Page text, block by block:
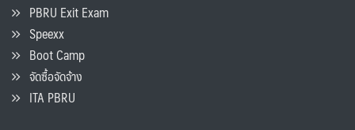
PBRU Exit Exam
Speexx
Boot Camp
จัดซื้อจัดจ้าง
ITA PBRU